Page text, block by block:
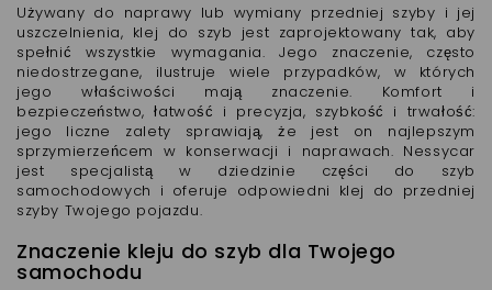
Używany do naprawy lub wymiany przedniej szyby i jej
uszczelnienia, klej do szyb jest zaprojektowany tak, aby
spełnić wszystkie wymagania. Jego znaczenie, często
niedostrzegane, ilustruje wiele przypadków, w których
jego właściwości mają znaczenie. Komfort i
bezpieczeństwo, łatwość i precyzja, szybkość i trwałość:
jego liczne zalety sprawiają, że jest on najlepszym
sprzymierzeńcem w konserwacji i naprawach. Nessycar
jest specjalistą w dziedzinie części do szyb
samochodowych i oferuje odpowiedni klej do przedniej
szyby Twojego pojazdu.
Znaczenie kleju do szyb dla Twojego
samochodu